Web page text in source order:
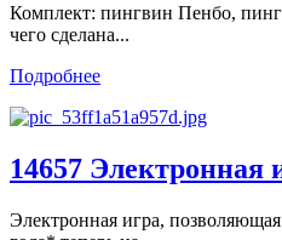
Комплект: пингвин Пенбо,
чего сделана...
Подробнее
14657 Электронная
Электронная игра,